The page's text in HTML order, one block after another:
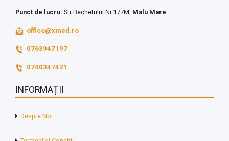
Punct de lucru: Str Bechetului Nr.177M, Malu Mare
office@xmed.ro
0763947197
0740347421
INFORMAȚII
Despre Noi